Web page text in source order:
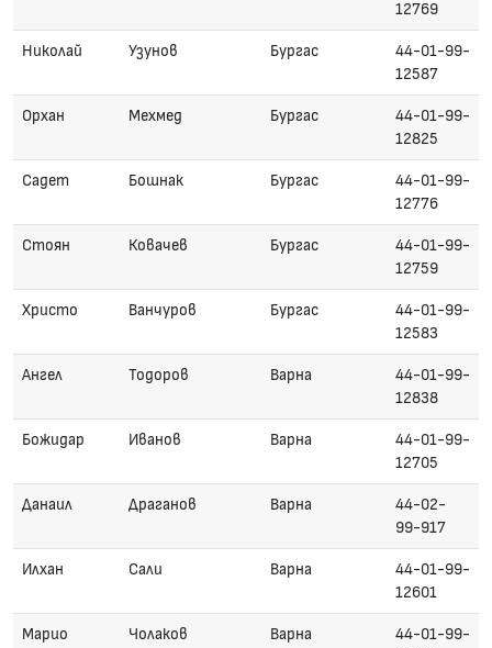
12769
Николай Узунов Бургас
44-01-99-
12587
Орхан Мехмед Бургас
44-01-99-
12825
Садет Бошнак Бургас
44-01-99-
12776
Стоян Ковачев Бургас
44-01-99-
12759
Христо Ванчуров Бургас
44-01-99-
12583
Ангел Тодоров Варна
44-01-99-
12838
Божидар Иванов Варна
44-01-99-
12705
Данаил Драганов Варна
44-02-
99-917
Илхан Сали Варна
44-01-99-
12601
Марио Чолаков Варна
44-01-99-